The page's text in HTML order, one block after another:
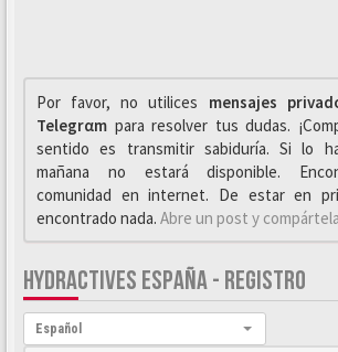
Por favor, no utilices mensajes
Telegrαm para resolver tus dudas.
sentido es transmitir sabiduría. Si lo
mañana no estará disponible.
comunidad en internet. De estar en
encontrado nada. Abre un post y
HYDRACTIVES ESPAÑA - REGISTRO
Idioma:
Español